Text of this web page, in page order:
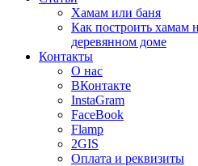
Хамам или баня
Как построить хамам
деревянном доме
Контакты
О нас
ВКонтакте
InstaGram
FaceBook
Flamp
2GIS
Оплата и реквизиты